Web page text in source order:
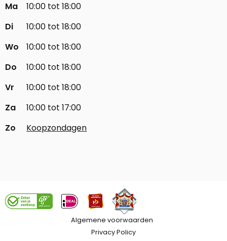
Ma
10:00 tot 18:00
Di
10:00 tot 18:00
Wo
10:00 tot 18:00
Do
10:00 tot 18:00
Vr
10:00 tot 18:00
Za
10:00 tot 17:00
Zo
Koopzondagen
Algemene voorwaarden
Privacy Policy